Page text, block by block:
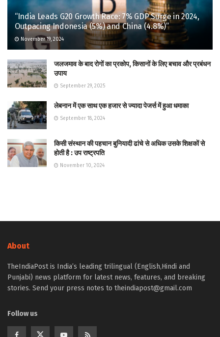
“India Leads G20 Growth Race: 7% GDP Surge in 2024,
Outpacing Indonesia (5%) and China (4.8%)”
November 19, 2024
जलजमाव के बाद रोगों का प्रकोप, किसानों के लिए बचाव और प्रबंधन
उपाय
September 29, 2025
लेबनान में एक साथ एक हजार से ज्यादा पेजर्स में हुआ धमाका
September 18, 2024
किसी संस्थान की पहचान बुनियादी ढांचे से अधिक उसके शिक्षकों से
होती है : उप राष्ट्रपति
November 10, 2024
About
TheIndiaPost is India’s leading trilingual (English,Hindi and
Punjabi) news platform for latest news, features, and breaking
stories. Send your press notes to theindiapost@gmail.com
Follow us